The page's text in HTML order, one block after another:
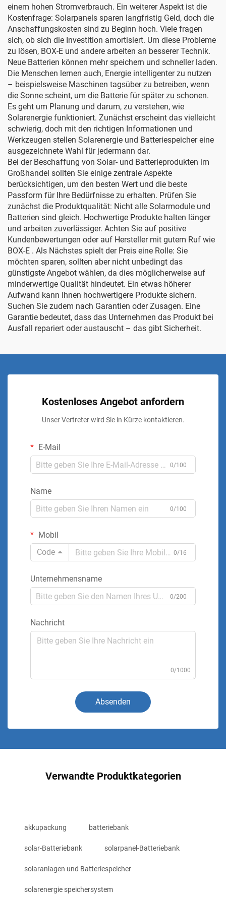
einem hohen Stromverbrauch. Ein weiterer Aspekt ist die
Kostenfrage: Solarpanels sparen langfristig Geld, doch die
Anschaffungskosten sind zu Beginn hoch. Viele fragen
sich, ob sich die Investition amortisiert. Um diese Probleme
zu lösen, BOX-E und andere arbeiten an besserer Technik.
Neue Batterien können mehr speichern und schneller laden.
Die Menschen lernen auch, Energie intelligenter zu nutzen
– beispielsweise Maschinen tagsüber zu betreiben, wenn
die Sonne scheint, um die Batterie für später zu schonen.
Es geht um Planung und darum, zu verstehen, wie
Solarenergie funktioniert. Zunächst erscheint das vielleicht
schwierig, doch mit den richtigen Informationen und
Werkzeugen stellen Solarenergie und Batteriespeicher eine
ausgezeichnete Wahl für jedermann dar.
Bei der Beschaffung von Solar- und Batterieprodukten im
Großhandel sollten Sie einige zentrale Aspekte
berücksichtigen, um den besten Wert und die beste
Passform für Ihre Bedürfnisse zu erhalten. Prüfen Sie
zunächst die Produktqualität: Nicht alle Solarmodule und
Batterien sind gleich. Hochwertige Produkte halten länger
und arbeiten zuverlässiger. Achten Sie auf positive
Kundenbewertungen oder auf Hersteller mit gutem Ruf wie
BOX-E . Als Nächstes spielt der Preis eine Rolle: Sie
möchten sparen, sollten aber nicht unbedingt das
günstigste Angebot wählen, da dies möglicherweise auf
minderwertige Qualität hindeutet. Ein etwas höherer
Aufwand kann Ihnen hochwertigere Produkte sichern.
Suchen Sie zudem nach Garantien oder Zusagen. Eine
Garantie bedeutet, dass das Unternehmen das Produkt bei
Ausfall repariert oder austauscht – das gibt Sicherheit.
Kostenloses Angebot anfordern
Unser Vertreter wird Sie in Kürze kontaktieren.
E-Mail
0/100
Name
0/100
Mobil
Code
0/16
Unternehmensname
0/200
Nachricht
0/1000
Absenden
Verwandte Produktkategorien
akkupackung batteriebank
solar-Batteriebank solarpanel-Batteriebank
solaranlagen und Batteriespeicher
solarenergie speichersystem